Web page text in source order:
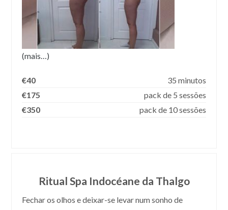
(mais…)
€40
35 minutos
€175
pack de 5 sessões
€350
pack de 10 sessões
Ritual Spa Indocéane da Thalgo
Fechar os olhos e deixar-se levar num sonho de